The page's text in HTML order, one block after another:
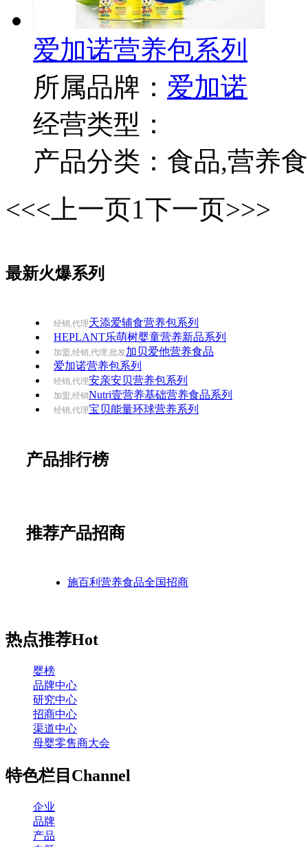
爱加诺营养包系列
所属品牌： 爱加诺
经营类型：
产品分类：食品,营养
<<<上一页1下一页>>>
最新火爆系列
经销,代理天添爱辅食营养包系列
HEPLANT乐萌树婴童营养新品系列
加盟,经销,代理,批发加贝爱他营养食品
爱加诺营养包系列
经销,代理安亲安贝营养包系列
加盟,经销Nutri壹营养基础营养食品系列
经销,代理宝贝能量环球营养系列
产品排行榜
推荐产品招商
施百利营养食品全国招商
热点推荐Hot
婴榜
品牌中心
研究中心
招商中心
渠道中心
母婴零售商大会
特色栏目 Channel
企业
品牌
产品